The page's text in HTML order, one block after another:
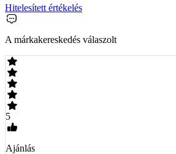
Hitelesített értékelés
A márkakereskedés válaszolt
5
Ajánlás